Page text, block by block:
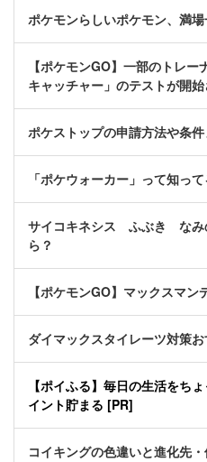
ポケモンらしいポケモン、満
【ポケモンGO】一部のトレ
キャッチャー」のテストが開始
ポケストップの申請方法や条
「ポケウォーカー」って知って
サイコキネシス ふぶき なみ
ら？
【ポケモンGO】マックスマ
ダイマックスタイレーツ対策
【ポイふる】毎日の生活をち
イント貯まる [PR]
コイキングの色違いと進化先